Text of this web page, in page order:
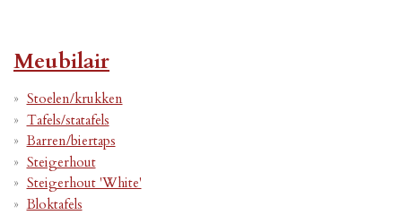
Meubilair
Stoelen/krukken
Tafels/statafels
Barren/biertaps
Steigerhout
Steigerhout 'White'
Bloktafels